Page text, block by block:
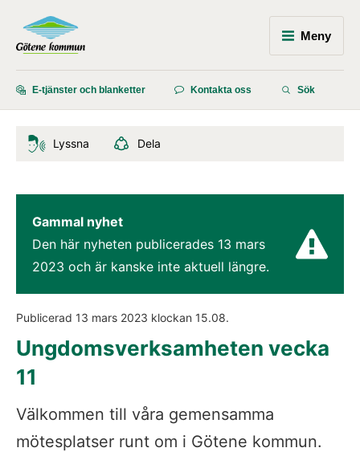
Meny
E-tjänster och blanketter Kontakta oss Sök
Lyssna Dela
Gammal nyhet
Den här nyheten publicerades 13 mars
2023 och är kanske inte aktuell längre.
Publicerad 13 mars 2023 klockan 15.08.
Ungdomsverksamheten vecka
11
Välkommen till våra gemensamma
mötesplatser runt om i Götene kommun.